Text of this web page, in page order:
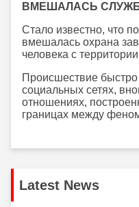
ВМЕШАЛАСЬ
Стало известно, что
вмешалась охрана
человека с
Происшествие
социальных сетях,
отношениях,
границах между
Latest News